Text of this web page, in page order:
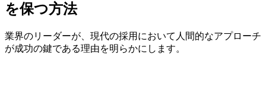
を保つ方法
業界のリーダーが、現代の採用において人間的なアプローチ
が成功の鍵である理由を明らかにします。